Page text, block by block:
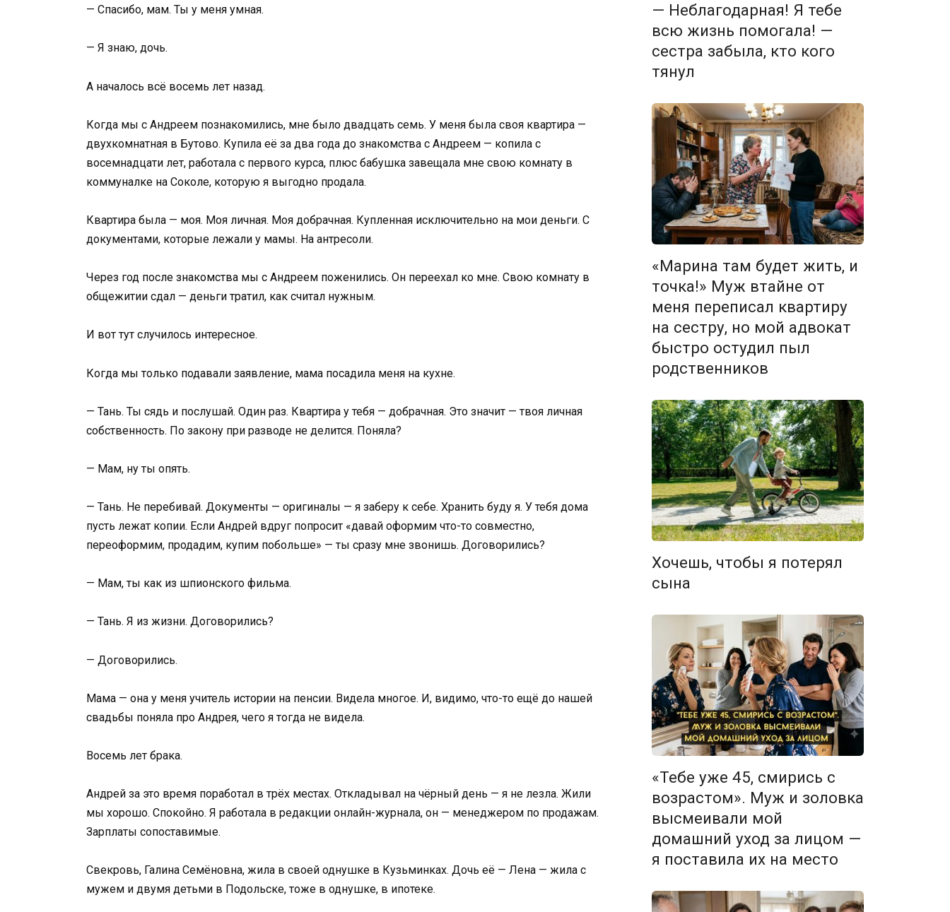
— Спасибо, мам. Ты у меня умная.
— Я знаю, дочь.
А началось всё восемь лет назад.
Когда мы с Андреем познакомились, мне было двадцать семь. У меня была своя квартира —
двухкомнатная в Бутово. Купила её за два года до знакомства с Андреем — копила с
восемнадцати лет, работала с первого курса, плюс бабушка завещала мне свою комнату в
коммуналке на Соколе, которую я выгодно продала.
Квартира была — моя. Моя личная. Моя добрачная. Купленная исключительно на мои деньги. С
документами, которые лежали у мамы. На антресоли.
Через год после знакомства мы с Андреем поженились. Он переехал ко мне. Свою комнату в
общежитии сдал — деньги тратил, как считал нужным.
И вот тут случилось интересное.
Когда мы только подавали заявление, мама посадила меня на кухне.
— Тань. Ты сядь и послушай. Один раз. Квартира у тебя — добрачная. Это значит — твоя личная
собственность. По закону при разводе не делится. Поняла?
— Мам, ну ты опять.
— Тань. Не перебивай. Документы — оригиналы — я заберу к себе. Хранить буду я. У тебя дома
пусть лежат копии. Если Андрей вдруг попросит «давай оформим что-то совместно,
переоформим, продадим, купим побольше» — ты сразу мне звонишь. Договорились?
— Мам, ты как из шпионского фильма.
— Тань. Я из жизни. Договорились?
— Договорились.
Мама — она у меня учитель истории на пенсии. Видела многое. И, видимо, что-то ещё до нашей
свадьбы поняла про Андрея, чего я тогда не видела.
Восемь лет брака.
Андрей за это время поработал в трёх местах. Откладывал на чёрный день — я не лезла. Жили
мы хорошо. Спокойно. Я работала в редакции онлайн-журнала, он — менеджером по продажам.
Зарплаты сопоставимые.
Свекровь, Галина Семёновна, жила в своей однушке в Кузьминках. Дочь её — Лена — жила с
мужем и двумя детьми в Подольске, тоже в однушке, в ипотеке.
— Неблагодарная! Я тебе
всю жизнь помогала! —
сестра забыла, кто кого
тянул
«Марина там будет жить, и
точка!» Муж втайне от
меня переписал квартиру
на сестру, но мой адвокат
быстро остудил пыл
родственников
Хочешь, чтобы я потерял
сына
«Тебе уже 45, смирись с
возрастом». Муж и золовка
высмеивали мой
домашний уход за лицом —
я поставила их на место